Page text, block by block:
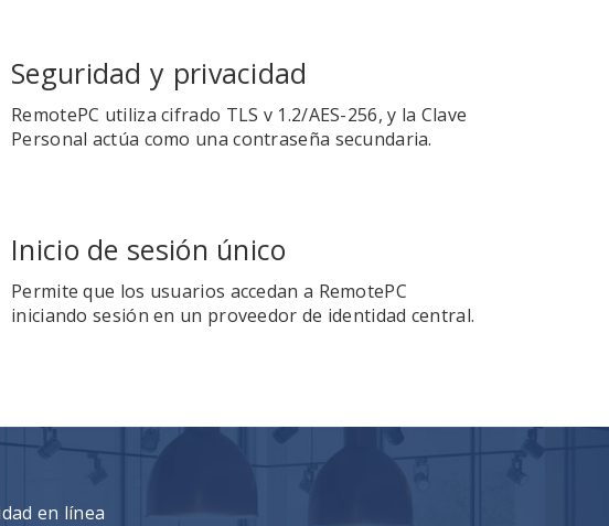
Seguridad y privacidad
RemotePC utiliza cifrado TLS v 1.2/AES-256, y la Clave
Personal actúa como una contraseña secundaria.
Inicio de sesión único
Permite que los usuarios accedan a RemotePC
iniciando sesión en un proveedor de identidad central.
en línea